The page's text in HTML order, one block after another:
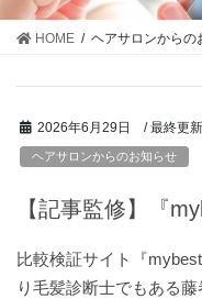
HOME ヘアサロンからの
2026年6月29日 / 最終更
ヘアサロンからのお知らせ
【記事監修】『
比較検証サイト『
り毛髪診断士でもある